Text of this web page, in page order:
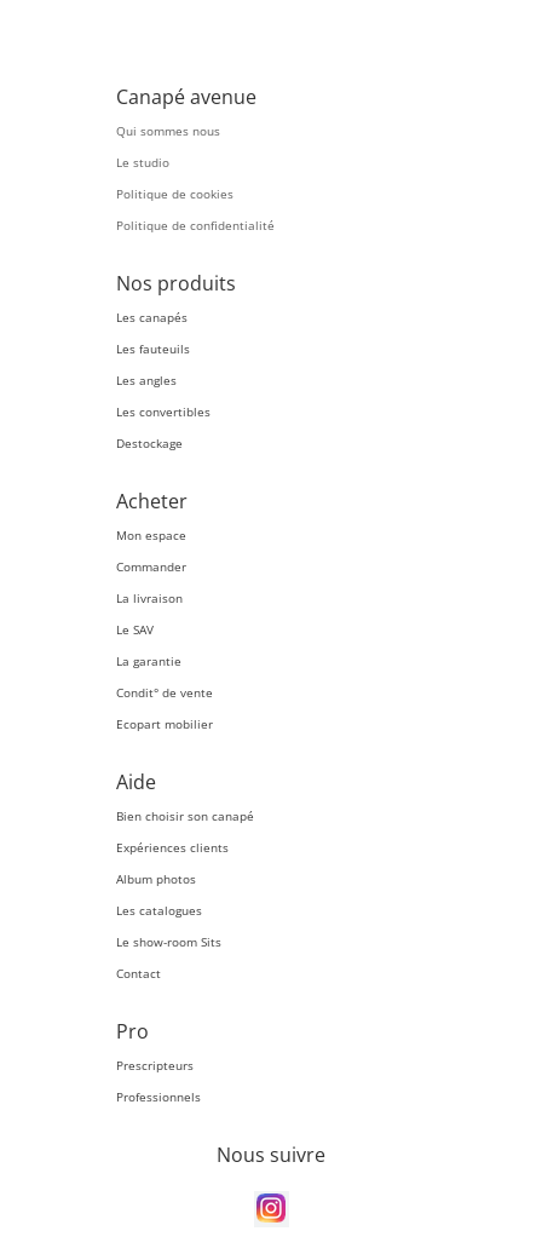
Canapé avenue
Qui sommes nous
Le studio
Politique de cookies
Politique de confidentialité
Nos produits
Les canapés
Les fauteuils
Les angles
Les convertibles
Destockage
Acheter
Mon espace
Commander
La livraison
Le SAV
La garantie
Condit° de vente
Ecopart mobilier
Aide
Bien choisir son canapé
Expériences clients
Album photos
Les catalogues
Le show-room Sits
Contact
Pro
Prescripteurs
Professionnels
Nous suivre